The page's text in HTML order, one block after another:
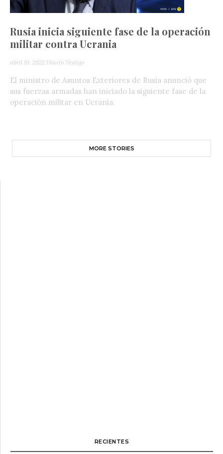
Rusia inicia siguiente fase de la operación
militar contra Ucrania
abril 19, 2022 Diario Testigo
El ministro de Asuntos Exteriores de Rusia anunció que
sus fuerzas armadas han iniciado la siguiente fase de la
operación militar en Ucrania.
MORE STORIES
RECIENTES